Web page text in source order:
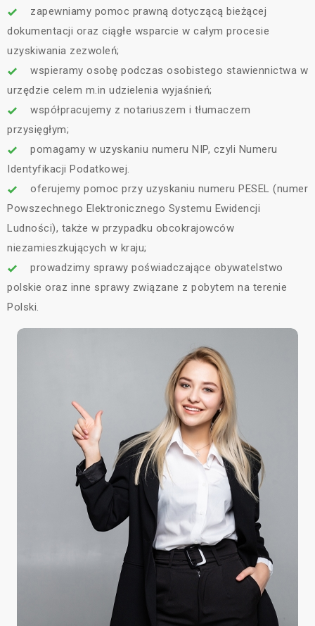
zapewniamy pomoc prawną dotyczącą bieżącej
dokumentacji oraz ciągłe wsparcie w całym procesie
uzyskiwania zezwoleń;
wspieramy osobę podczas osobistego stawiennictwa w
urzędzie celem m.in udzielenia wyjaśnień;
współpracujemy z notariuszem i tłumaczem
przysięgłym;
pomagamy w uzyskaniu numeru NIP, czyli Numeru
Identyfikacji Podatkowej.
oferujemy pomoc przy uzyskaniu numeru PESEL (numer
Powszechnego Elektronicznego Systemu Ewidencji
Ludności), także w przypadku obcokrajowców
niezamieszkujących w kraju;
prowadzimy sprawy poświadczające obywatelstwo
polskie oraz inne sprawy związane z pobytem na terenie
Polski.